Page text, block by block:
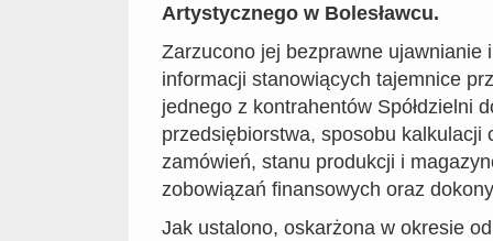
Artystycznego w Bolesławcu.
Zarzucono jej bezprawne ujawnianie
informacji stanowiących tajemnice
jednego z kontrahentów Spółdzielni
przedsiębiorstwa, sposobu kalkulacji
zamówień, stanu produkcji i
zobowiązań finansowych oraz
Jak ustalono, oskarżona w okresie